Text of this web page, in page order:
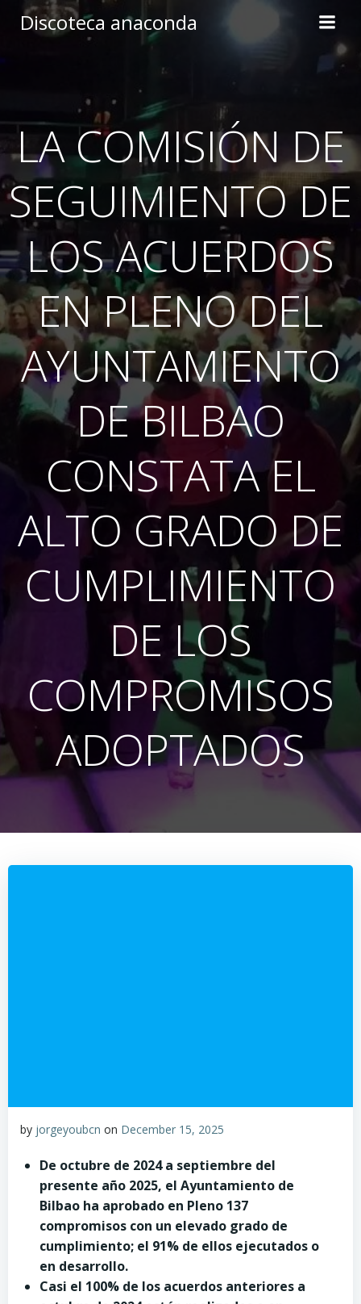
to
Discoteca anaconda
LA COMISIÓN DE
SEGUIMIENTO DE
LOS ACUERDOS
EN PLENO DEL
AYUNTAMIENTO
DE BILBAO
CONSTATA EL
ALTO GRADO DE
CUMPLIMIENTO
DE LOS
COMPROMISOS
ADOPTADOS
by jorgeyoubcn on December 15, 2025
De octubre de 2024 a septiembre del
presente año 2025, el Ayuntamiento de
Bilbao ha aprobado en Pleno 137
compromisos con un elevado grado de
cumplimiento; el 91% de ellos ejecutados o
en desarrollo.
Casi el 100% de los acuerdos anteriores a